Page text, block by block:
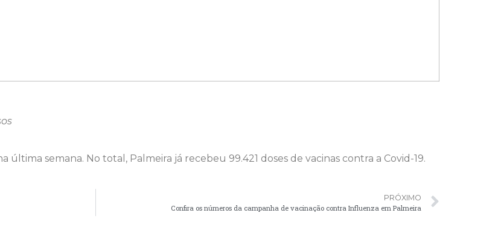
semana. No total, Palmeira já recebeu 99.421 doses de vacinas contra a Covid-19.
PRÓXIMO
Confira os números da campanha de vacinação contra Influenza em Palmeira